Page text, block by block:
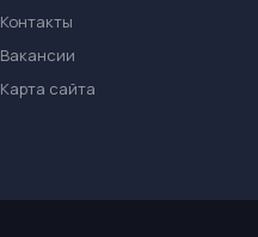
Контакты
Вакансии
Карта сайта